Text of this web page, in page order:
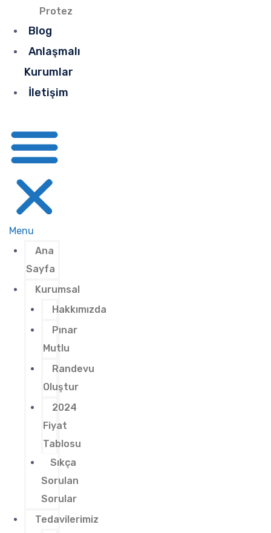
Protez
Blog
Anlaşmalı
Kurumlar
İletişim
Menu
Ana
Sayfa
Kurumsal
Hakkımızda
Pınar
Mutlu
Randevu
Oluştur
2024
Fiyat
Tablosu
Sıkça
Sorulan
Sorular
Tedavilerimiz